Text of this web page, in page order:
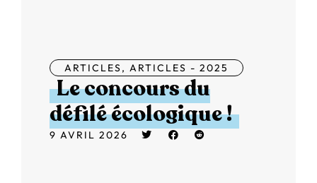
ARTICLES, ARTICLES - 2025
Le concours du
défilé écologique !
9 AVRIL 2026